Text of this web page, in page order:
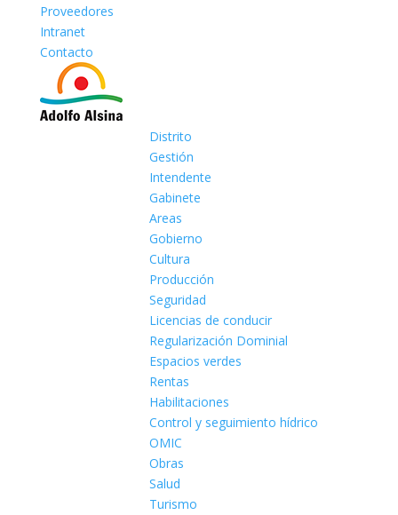
Proveedores
Intranet
Contacto
Distrito
Gestión
Intendente
Gabinete
Areas
Gobierno
Cultura
Producción
Seguridad
Licencias de conducir
Regularización Dominial
Espacios verdes
Rentas
Habilitaciones
Control y seguimiento hídrico
OMIC
Obras
Salud
Turismo